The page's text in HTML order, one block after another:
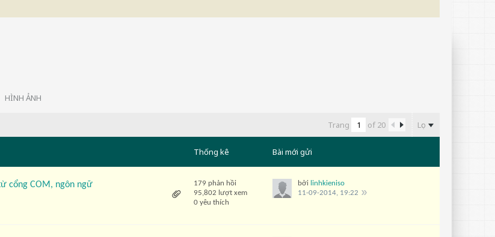
HÌNH ẢNH
Trang of 20 Lọc
Thống kê Bài mới gửi
cổng COM, ngôn ngữ
179 phản hồi
95,802 lượt xem
0 yêu thích
bởi linhkieniso
11-09-2014, 19:22